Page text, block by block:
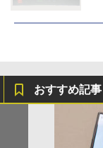
おすすめ記事